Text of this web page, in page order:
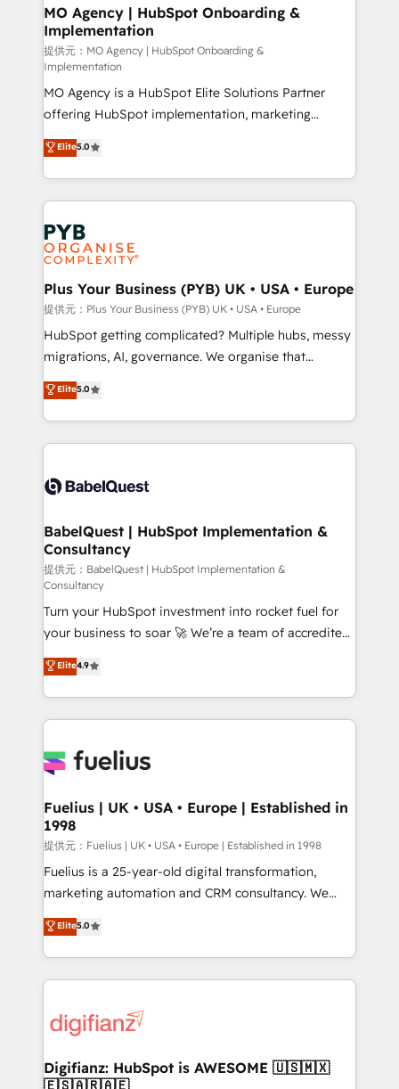
architectures that accelerate revenue operations and
performance. - Multi-object CRM migration, cleanup,
and implementation. - Pre-built and custom
integrations across your full tech stack. - Custom
object setup, CMS builds, and full-funnel automation.
- Dashboards, lifecycle campaigns, and lead
nurturing sequences. - Cross-hub setup across
Marketing, Sales, Operations, and Service Hubs. -
Ongoing optimization, managed support, and
scalable retainers. Let’s make HubSpot your most
powerful growth engine. Built to convert, scale, and
drive results.
MO Agency | HubSpot Onboarding &
Implementation
提供元：MO Agency | HubSpot Onboarding &
Implementation
MO Agency is a HubSpot Elite Solutions Partner
offering HubSpot implementation, marketing
automation, CRM and RevOps consulting, B2B SEO,
paid media, content marketing, AEO and GEO (AI
search optimisation), and HubSpot Content Hub and
WordPress development. We work with enterprise
and growth-led companies across technology,
professional services, financial services and
industrial sectors. Offices in Johannesburg, Cape
Town, Dubai & London. 500+ HubSpot CRM
implementations delivered. AI visibility coverage
across ChatGPT, Claude, Perplexity, Gemini and
Google AI Overviews. HubSpot Impact Award -
Innovation HubSpot Impact Award - Platform
Migration Excellence HubSpot Impact Award -
accreditations with HubSpot.
Elite5.0
Plus Your Business (PYB) UK • USA • Europe
提供元：Plus Your Business (PYB) UK • USA • Europe
HubSpot getting complicated? Multiple hubs, messy
migrations, AI, governance. We organise that
complexity, so your team can put HubSpot to work...
Welcome to our Profile! We help with: • CRM
implementation, reports, workflows, and team
training • CRM migration from Salesforce, Pipedrive,
custom API integrations with ERP (and other
operations A little about us: • Boutique 'Elite' team of
12 • 150+ clients across Sales Hub, Marketing Hub,
Service Hub, Data Hub and CMS • ISO/IEC
27001:2022, ISO 9001:2015, and ISO 42001:2023
certified - the AI management standard • GuardHub:
our AI governance framework, built on ISO 42001
Ready for the next step? Click the 👈 '𝗖𝗼𝗻𝘁𝗮𝗰𝘁
𝗯𝘂𝘀𝗶𝗻𝗲𝘀𝘀' button to get in touch (𝘸𝘦'𝘳𝘦 𝘴𝘶𝘱𝘦𝘳
𝘳𝘦𝘴𝘱𝘰𝘯𝘴𝘪𝘷𝘦)
Elite5.0
BabelQuest | HubSpot Implementation &
Consultancy
提供元：BabelQuest | HubSpot Implementation &
Consultancy
Turn your HubSpot investment into rocket fuel for
your business to soar 🚀 We’re a team of accredited
HubSpot experts ready to help you. We can
implement the platform into complex business
environments, optimise what you've got and make
sure you can actually use it, build your website in
for you and execute it on HubSpot. We are on the
framework, meaning we've been accredited by
HubSpot and vetted by the CCS, which means we
can support public sector companies as well the
other ones listed in our profile. Our services: -
HubSpot implementation - HubSpot CMS website
is there for you to: - Grow revenue, and run your
business more efficiently - Build stronger
more people - Get the most out of your HubSpot
investment
Elite4.9
Fuelius | UK • USA • Europe | Established in
1998
提供元：Fuelius | UK • USA • Europe | Established in 1998
Fuelius is a 25-year-old digital transformation,
marketing automation and CRM consultancy. We
enable mid-market and enterprise clients to
maximise their return from digital and fuel their
growth. We modernise platforms, streamline
operations that are causing inefficiencies, improve
supercharge revenue operations Key services: • CRM
Transformation / Web Development • RevOps &
Sales Consulting • Marketing Automation What
Elite5.0
Digifianz: HubSpot is AWESOME 🇺🇸🇲🇽